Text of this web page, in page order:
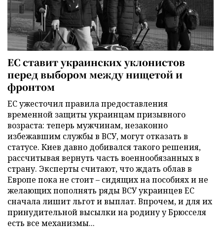
ЕС ставит украинских уклонистов
перед выбором между нищетой и
фронтом
ЕС ужесточил правила предоставления
временной защиты украинцам призывного
возраста: теперь мужчинам, незаконно
избежавшим службы в ВСУ, могут отказать в
статусе. Киев давно добивался такого решения,
рассчитывая вернуть часть военнообязанных в
страну. Эксперты считают, что ждать облав в
Европе пока не стоит – сидящих на пособиях и не
желающих пополнять ряды ВСУ украинцев ЕС
сначала лишит льгот и выплат. Впрочем, и для их
принудительной высылки на родину у Брюсселя
есть все механизмы...